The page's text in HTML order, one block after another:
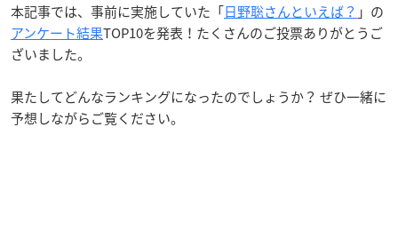
本記事では、事前に実施していた「日野聡さんといえば？ 」の
アンケート結果TOP10を発表！たくさんのご投票ありがとうご
ざいました。
果たしてどんなランキングになったのでしょうか？ ぜひ一緒に
予想しながらご覧ください。